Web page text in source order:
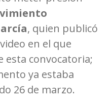
, quien publicó
en el que
esta convocatoria;
ya estaba
26 de marzo.